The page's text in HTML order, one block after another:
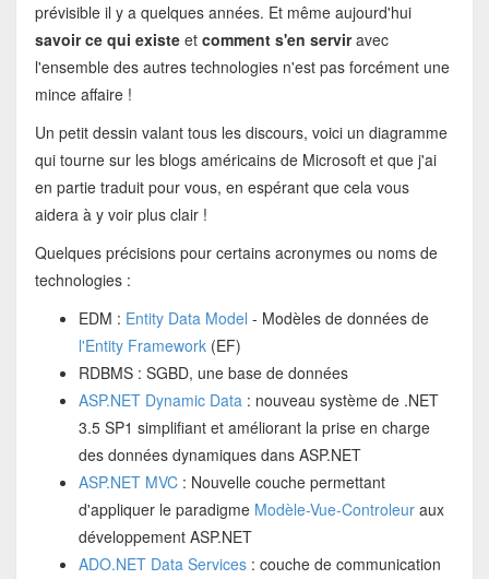
prévisible il y a quelques années. Et même aujourd'hui
savoir ce qui existeet comment s'en serviravec
l'ensemble des autres technologies n'est pas forcément une
mince affaire !
Un petit dessin valant tous les discours, voici un diagramme
qui tourne sur les blogs américains de Microsoft et que j'ai
en partie traduit pour vous, en espérant que cela vous
aidera à y voir plus clair !
Quelques précisions pour certains acronymes ou noms de
technologies :
EDM : Entity Data Model - Modèles de données de
l'Entity Framework(EF)
RDBMS : SGBD, une base de données
ASP.NET Dynamic Data: nouveau système de .NET
3.5 SP1 simplifiant et améliorant la prise en charge
des données dynamiques dans ASP.NET
ASP.NET MVC: Nouvelle couche permettant
d'appliquer le paradigme Modèle-Vue-Controleuraux
développement ASP.NET
ADO.NET Data Services: couche de communication